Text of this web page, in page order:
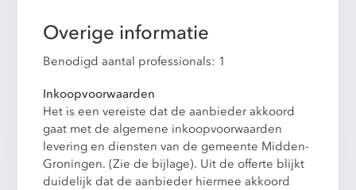
Overige informatie
Benodigd aantal professionals: 1
Inkoopvoorwaarden
Het is een vereiste dat de aanbieder akkoord
gaat met de algemene inkoopvoorwaarden
levering en diensten van de gemeente Midden-
Groningen. (Zie de bijlage). Uit de offerte blijkt
duidelijk dat de aanbieder hiermee akkoord